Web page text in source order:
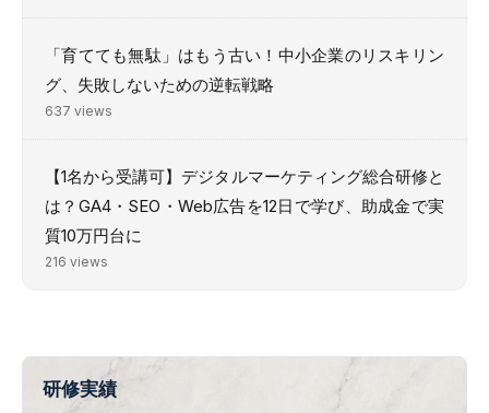
「育てても無駄」はもう古い！中小企業のリスキリン
グ、失敗しないための逆転戦略
637 views
【1名から受講可】デジタルマーケティング総合研修と
は？GA4・SEO・Web広告を12日で学び、助成金で実
質10万円台に
216 views
研修実績